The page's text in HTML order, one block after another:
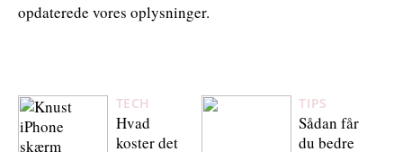
opdaterede vores oplysninger.
TECH
Hvad
koster det
TIPS
Sådan får
du bedre